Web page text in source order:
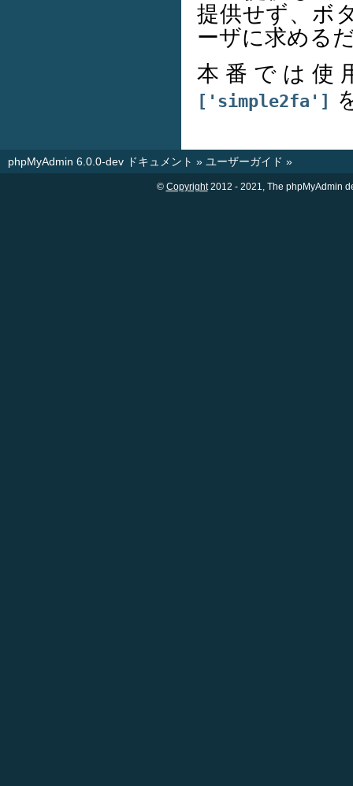
提供せず、ボ
ーザに求める
本番では
['simple2fa']
phpMyAdmin 6.0.0-dev ドキュメント » ユーザーガイド »
© Copyright2012 - 2021, The phpMyAdmin